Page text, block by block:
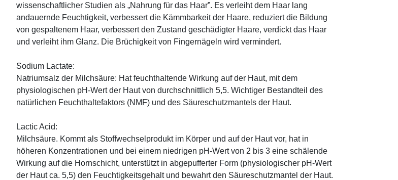
wissenschaftlicher Studien als „Nahrung für das Haar”. Es verleiht dem Haar lang
andauernde Feuchtigkeit, verbessert die Kämmbarkeit der Haare, reduziert die Bildung
von gespaltenem Haar, verbessert den Zustand geschädigter Haare, verdickt das Haar
und verleiht ihm Glanz. Die Brüchigkeit von Fingernägeln wird vermindert.
Sodium Lactate:
Natriumsalz der Milchsäure: Hat feuchthaltende Wirkung auf der Haut, mit dem
physiologischen pH-Wert der Haut von durchschnittlich 5,5. Wichtiger Bestandteil des
natürlichen Feuchthaltefaktors (NMF) und des Säureschutzmantels der Haut.
Lactic Acid:
Milchsäure. Kommt als Stoffwechselprodukt im Körper und auf der Haut vor, hat in
höheren Konzentrationen und bei einem niedrigen pH-Wert von 2 bis 3 eine schälende
Wirkung auf die Hornschicht, unterstützt in abgepufferter Form (physiologischer pH-Wert
der Haut ca. 5,5) den Feuchtigkeitsgehalt und bewahrt den Säureschutzmantel der Haut.